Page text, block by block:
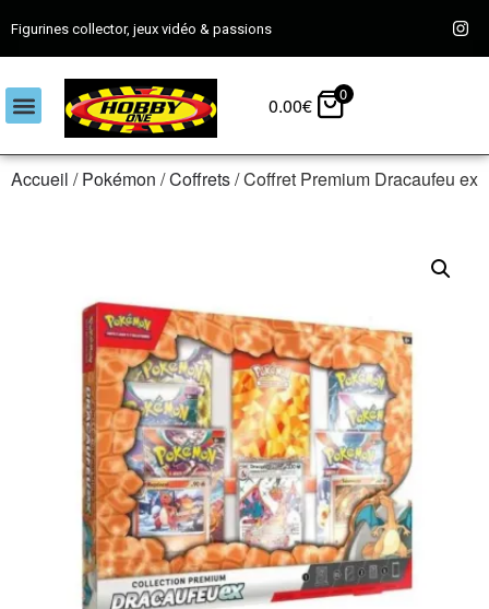
Figurines collector, jeux vidéo & passions
0.00€ 0
Accueil /Pokémon /Coffrets/ Coffret Premium Dracaufeu ex